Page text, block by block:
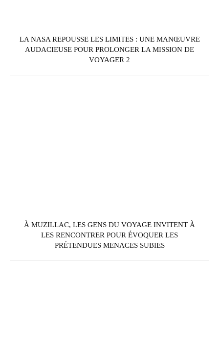
LA NASA REPOUSSE LES LIMITES : UNE MANŒUVRE
AUDACIEUSE POUR PROLONGER LA MISSION DE
VOYAGER 2
À MUZILLAC, LES GENS DU VOYAGE INVITENT À
LES RENCONTRER POUR ÉVOQUER LES
PRÉTENDUES MENACES SUBIES